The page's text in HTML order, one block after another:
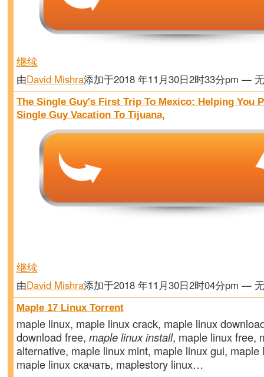
继续
由David Mishra添加于2018 年11月30日2时33分pm —
The Single Guy's First Trip To Mexico: Helping You
Single Guy Vacation To Tijuana,
继续
由David Mishra添加于2018 年11月30日2时04分pm —
Maple 17 Linux Torrent
maple linux, maple linux crack, maple linux
download free, maple linux install, maple linux free,
alternative, maple linux mint, maple linux gui, maple
maple linux скачать, maplestory linux…